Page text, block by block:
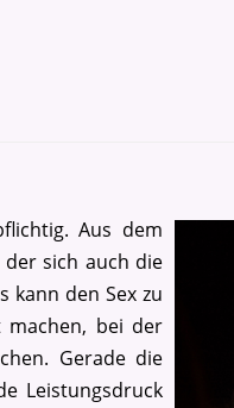
Aus dem
sich auch die
kann den Sex zu
machen, bei der
Gerade die
Leistungsdruck